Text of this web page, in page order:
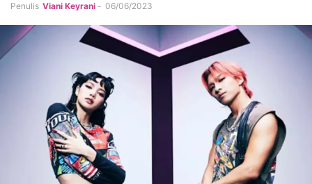
Penulis Viani Keyrani - 06/06/2023